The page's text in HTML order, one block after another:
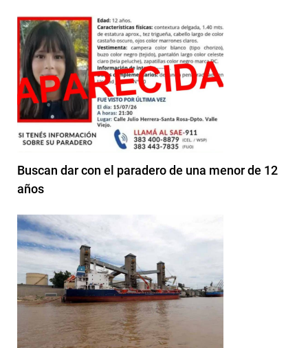
Buscan dar con el paradero de una menor de 12
años